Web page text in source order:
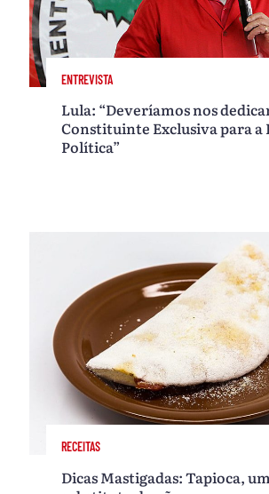
ENTREVISTA
Lula: “Deveríamos nos
Constituinte Exclusiva para a
Política”
RECEITAS
Dicas Mastigadas: Tapioca,